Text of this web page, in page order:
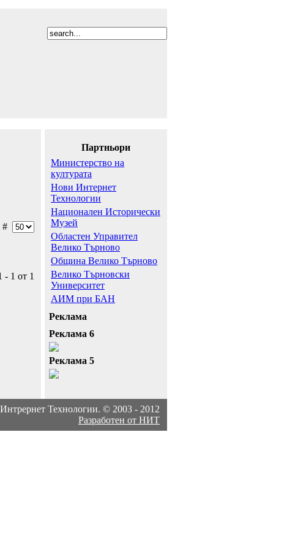
#
- 1 от 1
Партньори
Министерство на
културата
Нови Интернет
Технологии
Национален Исторически
Музей
Областен Управител
Велико Търново
Община Велико Търново
Велико Търновски
Университет
АИМ при БАН
Реклама
Реклама 6
Реклама 5
Технологии. © 2003 - 2012
Разработен от НИТ